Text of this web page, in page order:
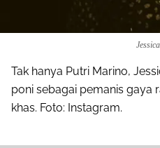
Tak hanya Putri Marino,
poni sebagai pemanis gaya
khas. Foto: Instagram.